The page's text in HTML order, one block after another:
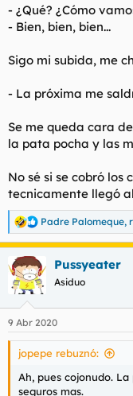
- ¿Qué? ¿Cómo
- Bien, bien, bien...
Sigo mi subida, me
- La próxima me
Se me queda cara
la pata pocha y las
No sé si se cobró los
tecnicamente llegó
R
e
a
c
c
i
e
s
Padre Palomeque,
Pussyeater
Asiduo
9 Abr 2020
jopepe rebuznó:
Ah, pues cojonudo.
seguros mas.